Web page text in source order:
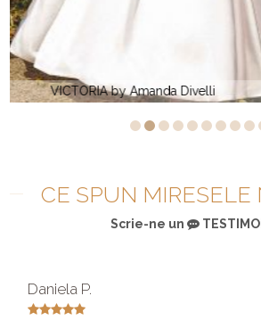
Rochie de mireasa A line
CE SPUN MIRESELE
Scrie-ne un
Daniela P.